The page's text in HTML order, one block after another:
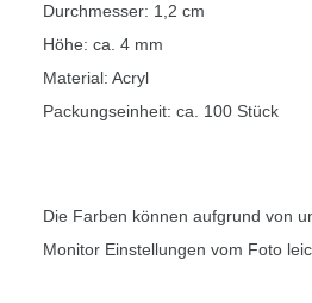
Durchmesser: 1,2 cm
Höhe: ca. 4 mm
Material: Acryl
Packungseinheit: ca. 100 Stück
Die Farben können aufgrund von
Monitor Einstellungen vom Foto